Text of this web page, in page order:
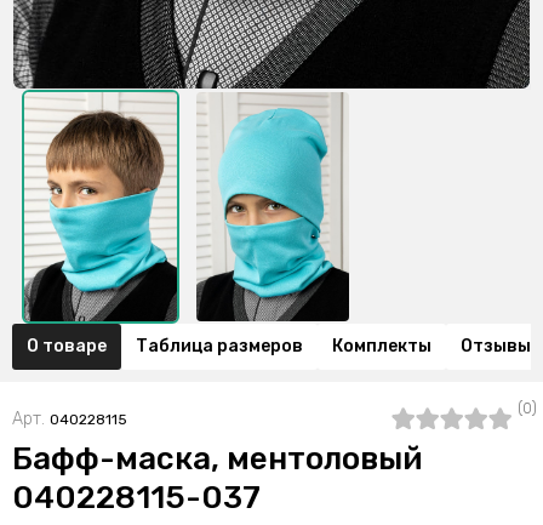
О товаре Таблица размеров Комплекты Отзывы
Арт. 040228115
(0)
Бафф-маска, ментоловый
040228115-037